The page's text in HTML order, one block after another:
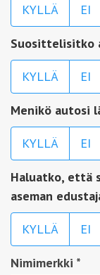
KYLLÄ EI
Suosittelisitko
KYLLÄ EI
Menikö autosi
KYLLÄ EI
Haluatko, että
aseman
KYLLÄ EI
Nimimerkki *